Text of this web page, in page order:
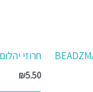
חרוזי יהלום
₪5.50